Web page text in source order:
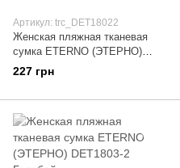
Артикул: trc_DET18022
Женская пляжная тканевая
сумка ETERNO (ЭТЕРНО)
DET1802-2 Бежевый
227 грн